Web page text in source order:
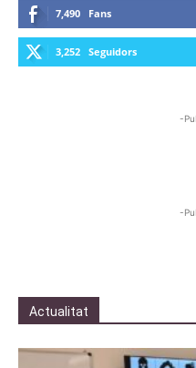
7,490 Fans
3,252 Seguidors
-
-
Actualitat